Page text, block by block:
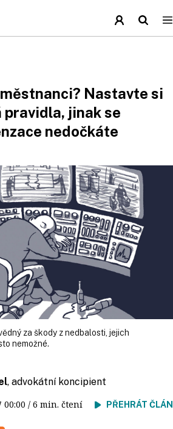
Nastavte si
pravidla, jinak se
nedočkáte
za škody z nedbalosti, jejich
nemožné.
, advokátní koncipient
00:00 / 6 min. čtení PŘEHRÁT